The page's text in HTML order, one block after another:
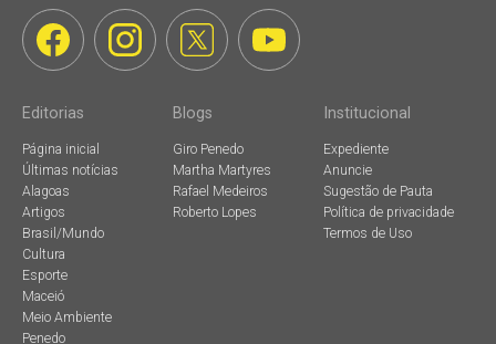
Editorias
Página inicial
Últimas notícias
Alagoas
Artigos
Brasil/Mundo
Cultura
Esporte
Maceió
Meio Ambiente
Penedo
Blogs
Giro Penedo
Martha Martyres
Rafael Medeiros
Roberto Lopes
Institucional
Expediente
Anuncie
Sugestão de Pauta
Política de privacidade
Termos de Uso